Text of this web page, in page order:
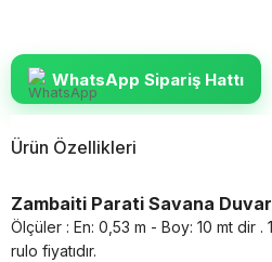
WhatsApp Sipariş Hattı
Ürün Özellikleri
Zambaiti Parati Savana Duvar
Ölçüler : En: 0,53 m - Boy: 10 mt dir .
rulo fiyatıdır.